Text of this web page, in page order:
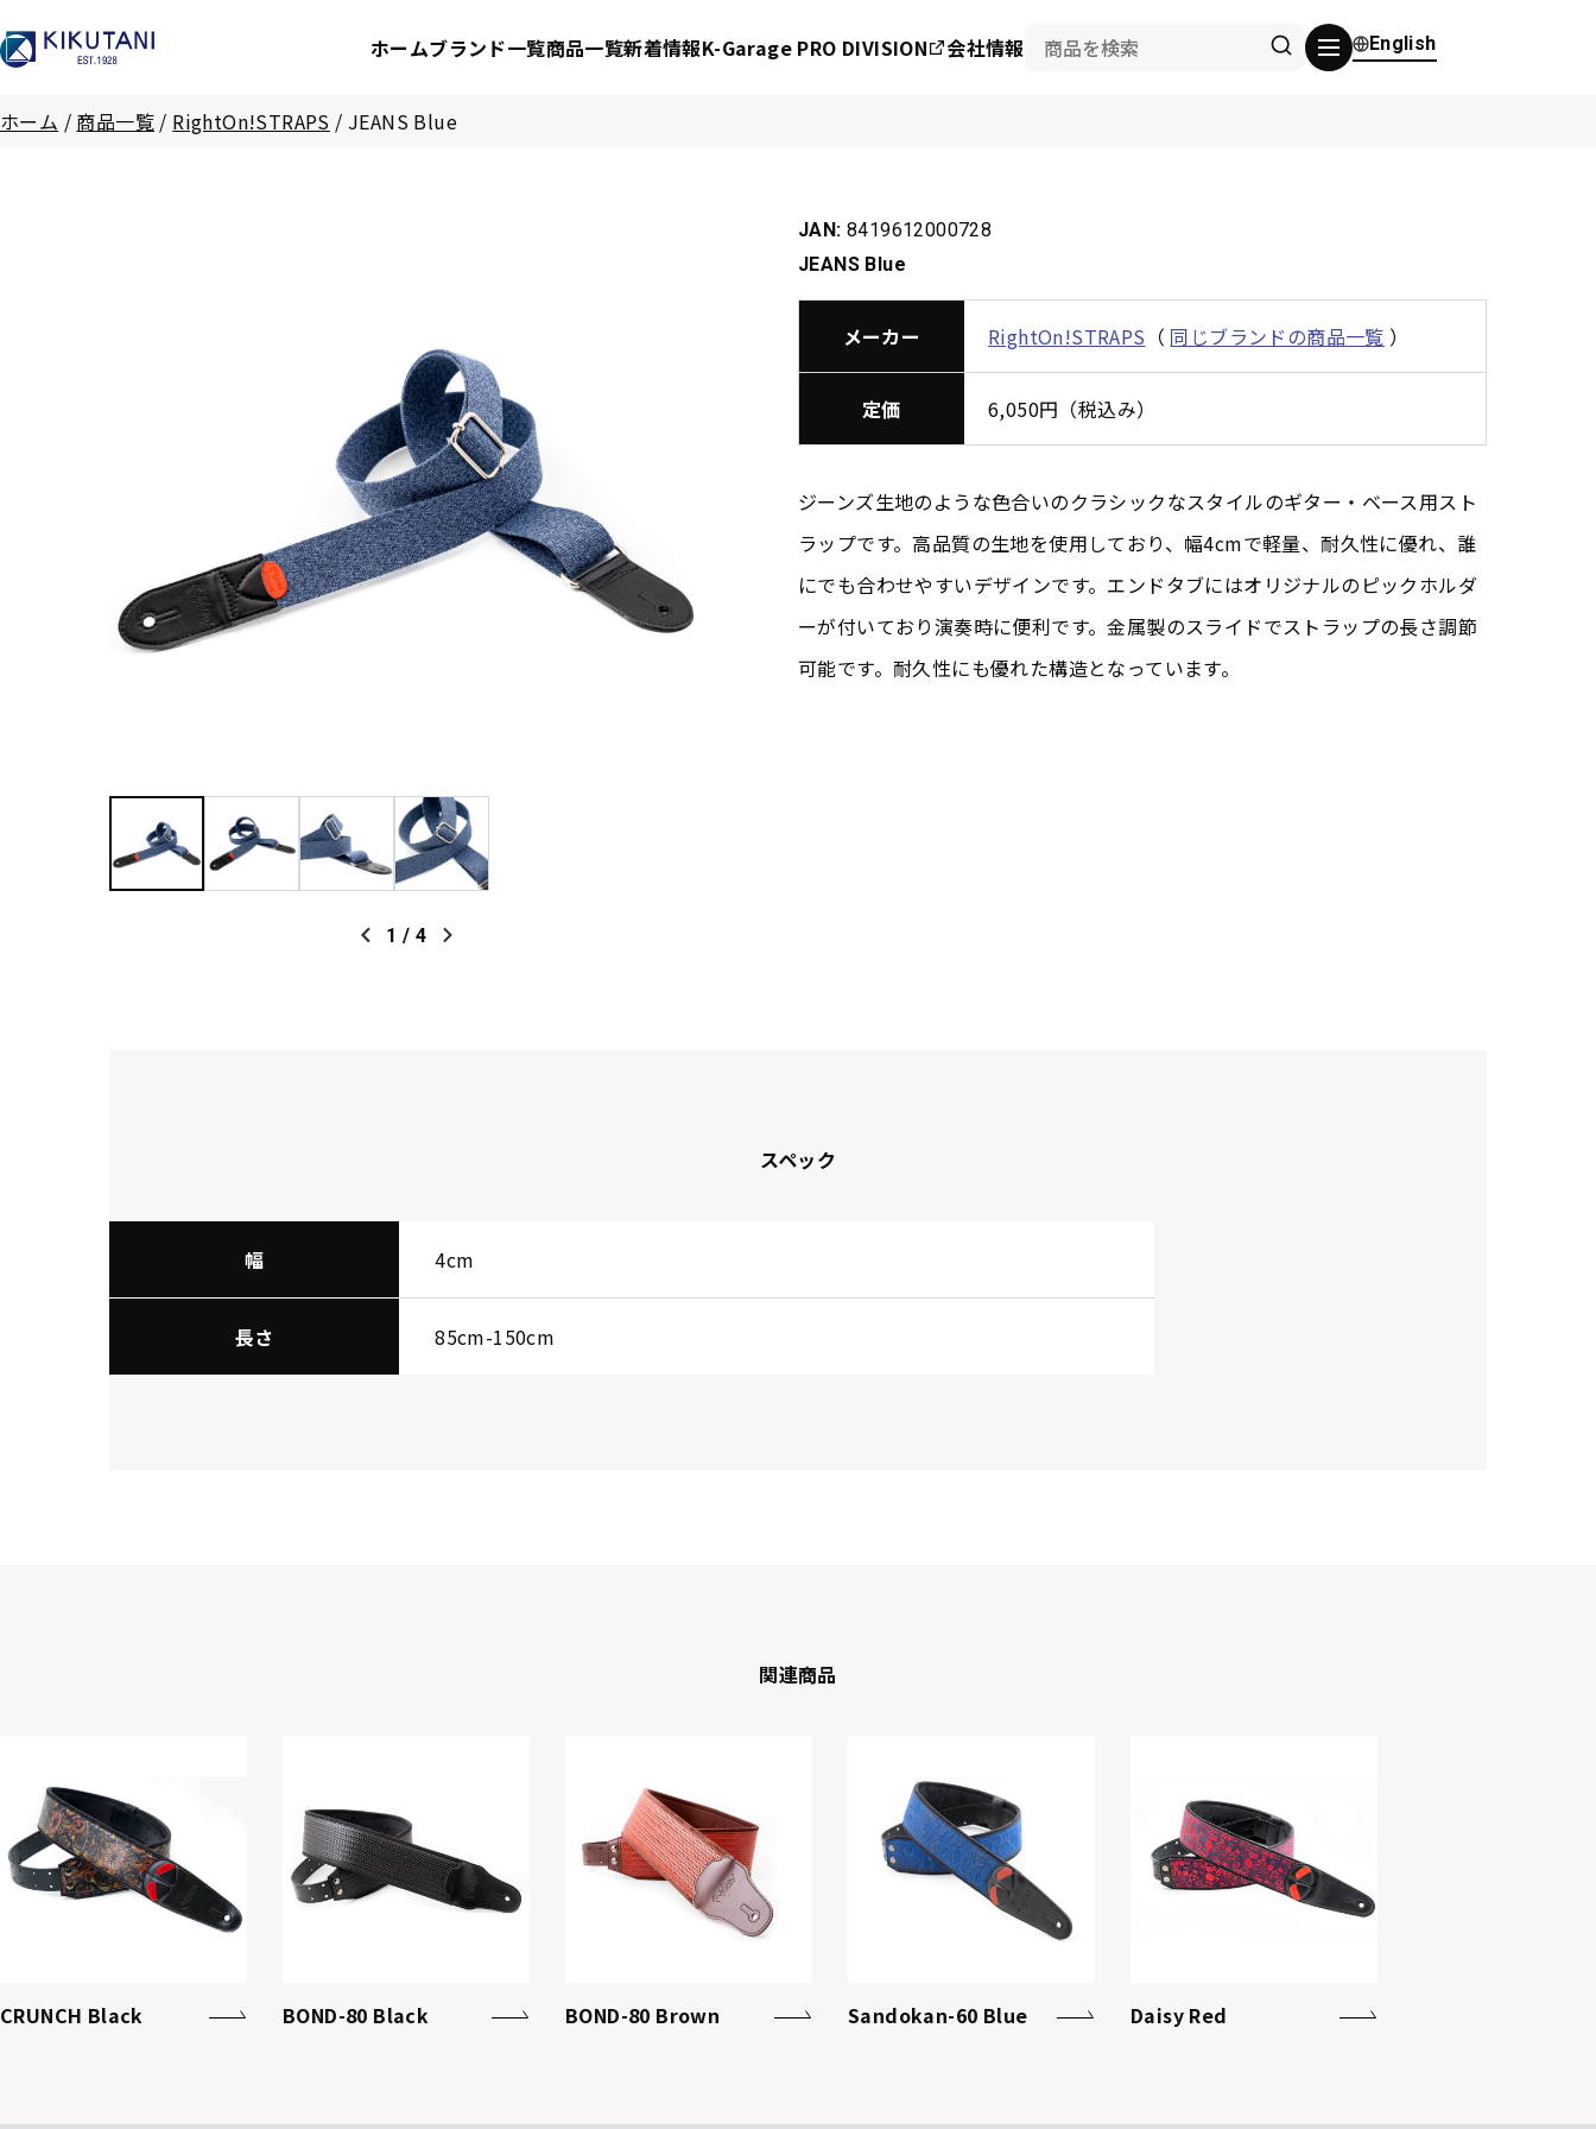
ホームブランド一覧商品一覧新着情報K-Garage PRO DIVISION 会社情報 English
ホーム / 商品一覧 / RightOn!STRAPS / JEANS Blue
1 / 4
JAN: 8419612000728
JEANS Blue
メーカー RightOn!STRAPS （ 同じブランドの商品一覧 ）
定価 6,050円（税込み）
ジーンズ生地のような色合いのクラシックなスタイルのギター・ベース用スト
ラップです。高品質の生地を使用しており、幅4cmで軽量、耐久性に優れ、誰
にでも合わせやすいデザインです。エンドタブにはオリジナルのピックホルダ
ーが付いており演奏時に便利です。金属製のスライドでストラップの長さ調節
可能です。耐久性にも優れた構造となっています。
スペック
幅 4cm
長さ 85cm-150cm
関連商品
CRUNCH Black BOND-80 Black BOND-80 Brown Sandokan-60 Blue Daisy Red